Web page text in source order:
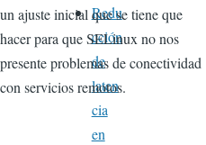
un ajuste inicial que se tiene que
hacer para que SELinux no nos
presente problemas de conectividad
con servicios remotos.
Redu
cción
de
laten
cia
en